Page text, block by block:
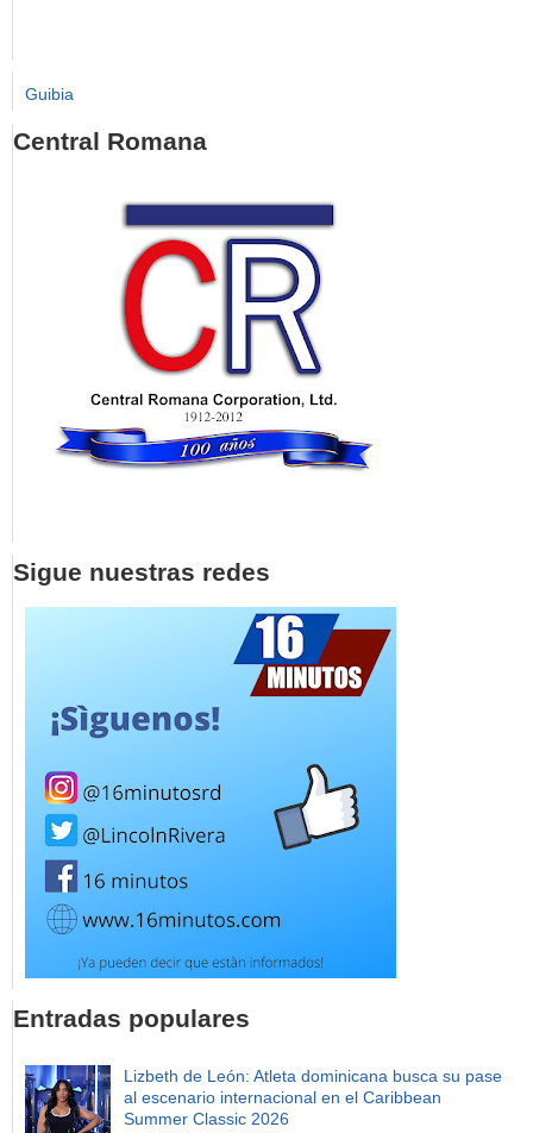
Guibia
Central Romana
Sigue nuestras redes
Entradas populares
Lizbeth de León: Atleta dominicana busca su pase
al escenario internacional en el Caribbean
Summer Classic 2026